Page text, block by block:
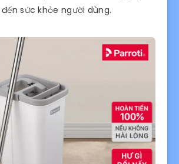
sức khỏe người dùng.